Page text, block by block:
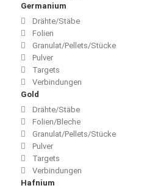
Germanium
Drähte/Stäbe
Folien
Granulat/Pellets/Stücke
Pulver
Targets
Verbindungen
Gold
Drähte/Stäbe
Folien/Bleche
Granulat/Pellets/Stücke
Pulver
Targets
Verbindungen
Hafnium